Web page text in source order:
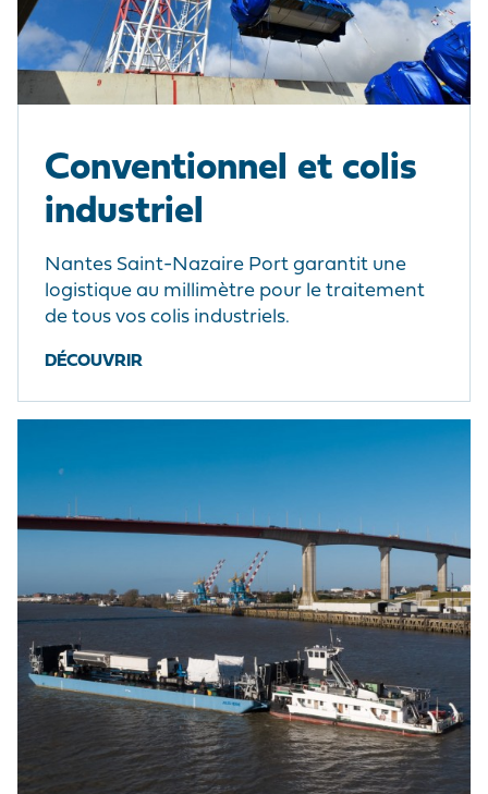
Conventionnel et colis
industriel
Nantes Saint-Nazaire Port garantit une
logistique au millimètre pour le traitement
de tous vos colis industriels.
DÉCOUVRIR